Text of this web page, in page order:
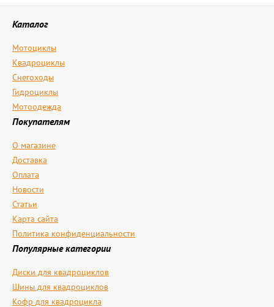
Каталог
Мотоциклы
Квадроциклы
Снегоходы
Гидроциклы
Мотоодежда
Покупателям
О магазине
Доставка
Оплата
Новости
Статьи
Карта сайта
Политика конфиденциальности
Популярные категории
Диски для квадроциклов
Шины для квадроциклов
Кофр для квадроцикла